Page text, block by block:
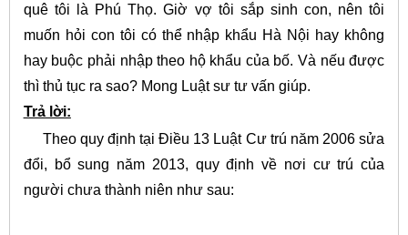
quê tôi là Phú Thọ. Giờ vợ tôi sắp sinh con, nên tôi
muốn hỏi con tôi có thể nhập khẩu Hà Nội hay không
hay buộc phải nhập theo hộ khẩu của bố. Và nếu được
thì thủ tục ra sao? Mong Luật sư tư vấn giúp.
Trả lời:
Theo quy định tại Điều 13 Luật Cư trú năm 2006 sửa
đổi, bổ sung năm 2013, quy định về nơi cư trú của
người chưa thành niên như sau: